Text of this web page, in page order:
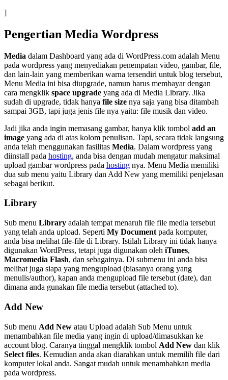
]
Pengertian Media Wordpress
Media dalam Dashboard yang ada di WordPress.com adalah Menu
pada wordpress yang menyediakan penempatan video, gambar, file,
dan lain-lain yang memberikan warna tersendiri untuk blog tersebut,
Menu Media ini bisa diupgrade, namun harus membayar dengan
cara mengklik space upgrade yang ada di Media Library. Jika
sudah di upgrade, tidak hanya file size nya saja yang bisa ditambah
sampai 3GB, tapi juga jenis file nya yaitu: file musik dan video.
Jadi jika anda ingin memasang gambar, hanya klik tombol add an
image yang ada di atas kolom penulisan. Tapi, secara tidak langsung
anda telah menggunakan fasilitas Media. Dalam wordpress yang
diinstall pada hosting, anda bisa dengan mudah mengatur maksimal
upload gambar wordpress pada hosting nya. Menu Media memiliki
dua sub menu yaitu Library dan Add New yang memiliki penjelasan
sebagai berikut.
Library
Sub menu Library adalah tempat menaruh file file media tersebut
yang telah anda upload. Seperti My Document pada komputer,
anda bisa melihat file-file di Library. Istilah Library ini tidak hanya
digunakan WordPress, tetapi juga digunakan oleh iTunes,
Macromedia Flash, dan sebagainya. Di submenu ini anda bisa
melihat juga siapa yang mengupload (biasanya orang yang
menulis/author), kapan anda mengupload file tersebut (date), dan
dimana anda gunakan file media tersebut (attached to).
Add New
Sub menu Add New atau Upload adalah Sub Menu untuk
menambahkan file media yang ingin di upload/dimasukkan ke
account blog. Caranya tinggal mengklik tombol Add New dan klik
Select files. Kemudian anda akan diarahkan untuk memilih file dari
komputer lokal anda. Sangat mudah untuk menambahkan media
pada wordpress.